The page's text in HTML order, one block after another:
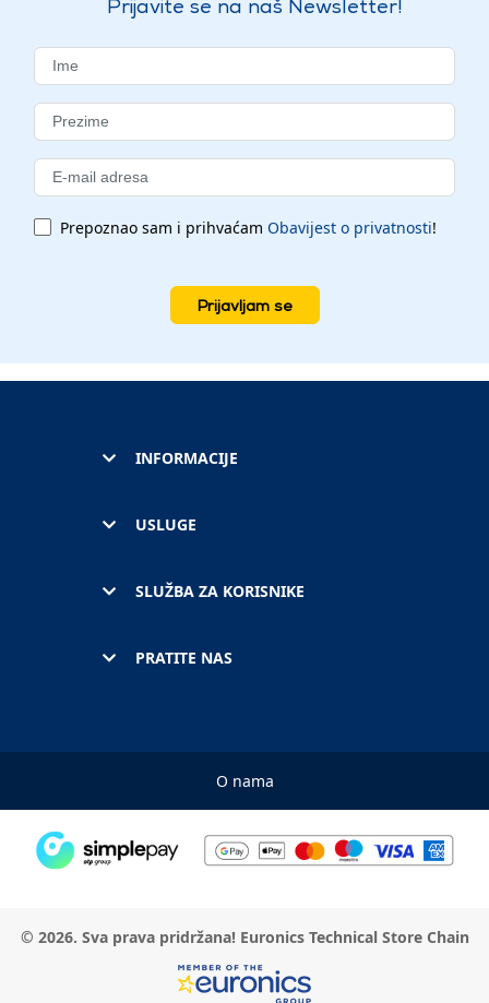
Prijavite se na naš Newsletter!
Prepoznao sam i prihvaćam Obavijest o privatnosti!
Prijavljam se
INFORMACIJE
USLUGE
SLUŽBA ZA KORISNIKE
PRATITE NAS
O nama
© 2026. Sva prava pridržana! Euronics Technical Store Chain